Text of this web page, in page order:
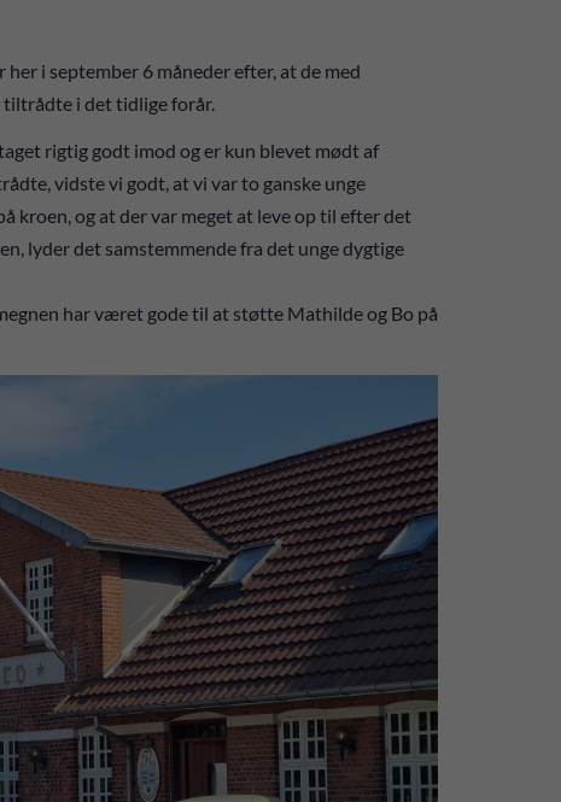
i september 6 måneder efter, at de med
tiltrådte i det tidlige forår.
rigtig godt imod og er kun blevet mødt af
vidste vi godt, at vi var to ganske unge
kroen, og at der var meget at leve op til efter det
lyder det samstemmende fra det unge dygtige
har været gode til at støtte Mathilde og Bo på